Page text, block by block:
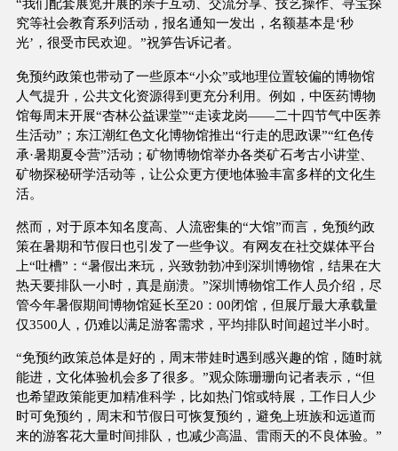
“我们配套展览开展的亲子互动、交流分享、技艺操作、寻宝探
究等社会教育系列活动，报名通知一发出，名额基本是‘秒
光’，很受市民欢迎。”祝笋告诉记者。
免预约政策也带动了一些原本“小众”或地理位置较偏的博物馆
人气提升，公共文化资源得到更充分利用。例如，中医药博物
馆每周末开展“杏林公益课堂”“走读龙岗——二十四节气中医养
生活动”；东江潮红色文化博物馆推出“行走的思政课”“红色传
承·暑期夏令营”活动；矿物博物馆举办各类矿石考古小讲堂、
矿物探秘研学活动等，让公众更方便地体验丰富多样的文化生
活。
然而，对于原本知名度高、人流密集的“大馆”而言，免预约政
策在暑期和节假日也引发了一些争议。有网友在社交媒体平台
上“吐槽”：“暑假出来玩，兴致勃勃冲到深圳博物馆，结果在大
热天要排队一小时，真是崩溃。”深圳博物馆工作人员介绍，尽
管今年暑假期间博物馆延长至20：00闭馆，但展厅最大承载量
仅3500人，仍难以满足游客需求，平均排队时间超过半小时。
“免预约政策总体是好的，周末带娃时遇到感兴趣的馆，随时就
能进，文化体验机会多了很多。”观众陈珊珊向记者表示，“但
也希望政策能更加精准科学，比如热门馆或特展，工作日人少
时可免预约，周末和节假日可恢复预约，避免上班族和远道而
来的游客花大量时间排队，也减少高温、雷雨天的不良体验。”